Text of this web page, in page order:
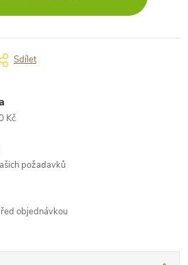
Sdílet
Kč
požadavků
objednávkou